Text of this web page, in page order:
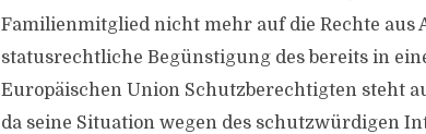
Familienmitglied nicht mehr auf die Rechte aus
statusrechtliche Begünstigung des bereits in
Europäischen Union Schutzberechtigten steht
da seine Situation wegen des schutzwürdigen